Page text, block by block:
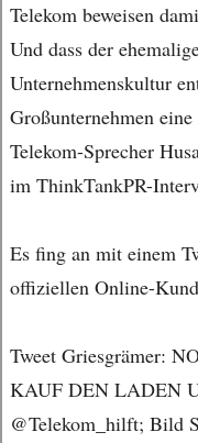
Telekom beweisen
Und dass der
Unternehmenskultur
Großunternehmen
Telekom-Sprecher
im ThinkTankPR-
Es fing an mit einem
offiziellen Online-
Tweet Griesgrämer:
KAUF DEN LADEN
@Telekom_hilft; Bild